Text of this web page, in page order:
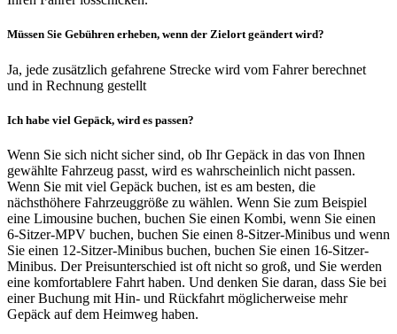
Müssen Sie Gebühren erheben, wenn der Zielort geändert wird?
Ja, jede zusätzlich gefahrene Strecke wird vom Fahrer berechnet
und in Rechnung gestellt
Ich habe viel Gepäck, wird es passen?
Wenn Sie sich nicht sicher sind, ob Ihr Gepäck in das von Ihnen
gewählte Fahrzeug passt, wird es wahrscheinlich nicht passen.
Wenn Sie mit viel Gepäck buchen, ist es am besten, die
nächsthöhere Fahrzeuggröße zu wählen. Wenn Sie zum Beispiel
eine Limousine buchen, buchen Sie einen Kombi, wenn Sie einen
6-Sitzer-MPV buchen, buchen Sie einen 8-Sitzer-Minibus und wenn
Sie einen 12-Sitzer-Minibus buchen, buchen Sie einen 16-Sitzer-
Minibus. Der Preisunterschied ist oft nicht so groß, und Sie werden
eine komfortablere Fahrt haben. Und denken Sie daran, dass Sie bei
einer Buchung mit Hin- und Rückfahrt möglicherweise mehr
Gepäck auf dem Heimweg haben.